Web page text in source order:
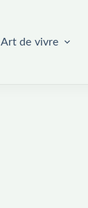
Art de vivre